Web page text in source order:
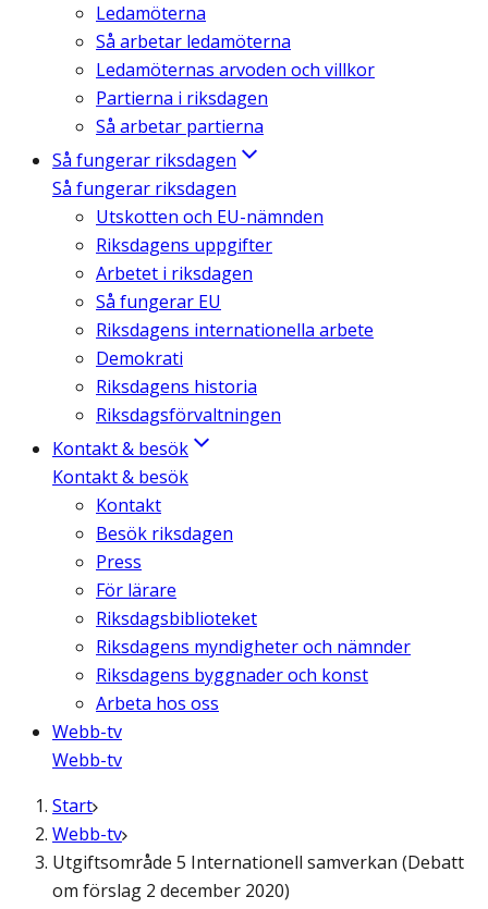
Ledamöterna
Så arbetar ledamöterna
Ledamöternas arvoden och villkor
Partierna i riksdagen
Så arbetar partierna
Så fungerar riksdagen
Så fungerar riksdagen
Utskotten och EU-nämnden
Riksdagens uppgifter
Arbetet i riksdagen
Så fungerar EU
Riksdagens internationella arbete
Demokrati
Riksdagens historia
Riksdagsförvaltningen
Kontakt & besök
Kontakt & besök
Kontakt
Besök riksdagen
Press
För lärare
Riksdagsbiblioteket
Riksdagens myndigheter och nämnder
Riksdagens byggnader och konst
Arbeta hos oss
Webb-tv
Webb-tv
Start
Webb-tv
Utgiftsområde 5 Internationell samverkan (Debatt
om förslag 2 december 2020)